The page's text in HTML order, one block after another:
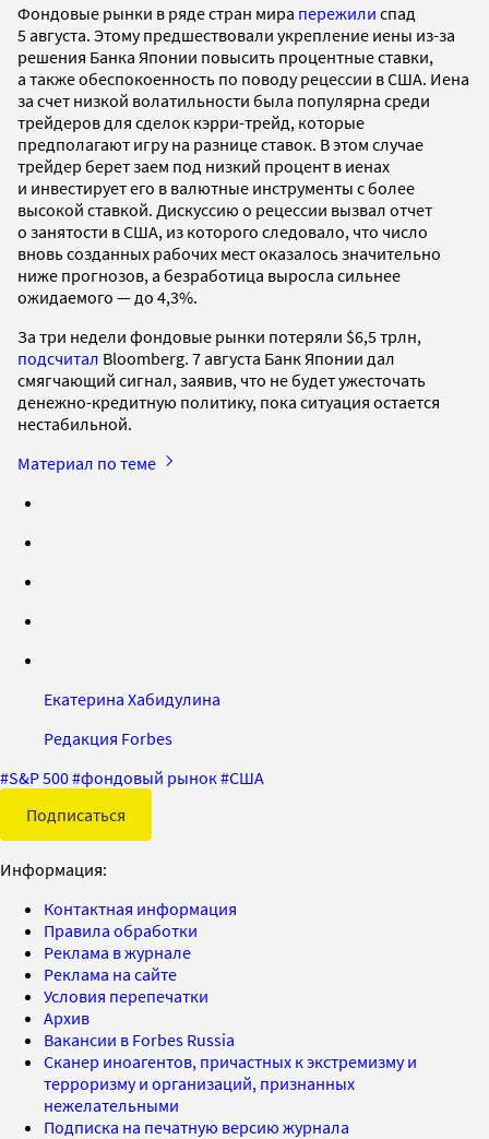
Фондовые рынки в ряде стран мира пережили спад
5 августа. Этому предшествовали укрепление иены из-за
решения Банка Японии повысить процентные ставки,
а также обеспокоенность по поводу рецессии в США. Иена
за счет низкой волатильности была популярна среди
трейдеров для сделок кэрри-трейд, которые
предполагают игру на разнице ставок. В этом случае
трейдер берет заем под низкий процент в иенах
и инвестирует его в валютные инструменты с более
высокой ставкой. Дискуссию о рецессии вызвал отчет
о занятости в США, из которого следовало, что число
вновь созданных рабочих мест оказалось значительно
ниже прогнозов, а безработица выросла сильнее
ожидаемого — до 4,3%.
За три недели фондовые рынки потеряли $6,5 трлн,
подсчитал Bloomberg. 7 августа Банк Японии дал
смягчающий сигнал, заявив, что не будет ужесточать
денежно-кредитную политику, пока ситуация остается
нестабильной.
Материал по теме
Екатерина Хабидулина
Редакция Forbes
#S&P 500#фондовый рынок#США
Подписаться
Информация:
Контактная информация
Правила обработки
Реклама в журнале
Реклама на сайте
Условия перепечатки
Архив
Вакансии в Forbes Russia
Сканер иноагентов, причастных к экстремизму и
терроризму и организаций, признанных
нежелательными
Подписка на печатную версию журнала